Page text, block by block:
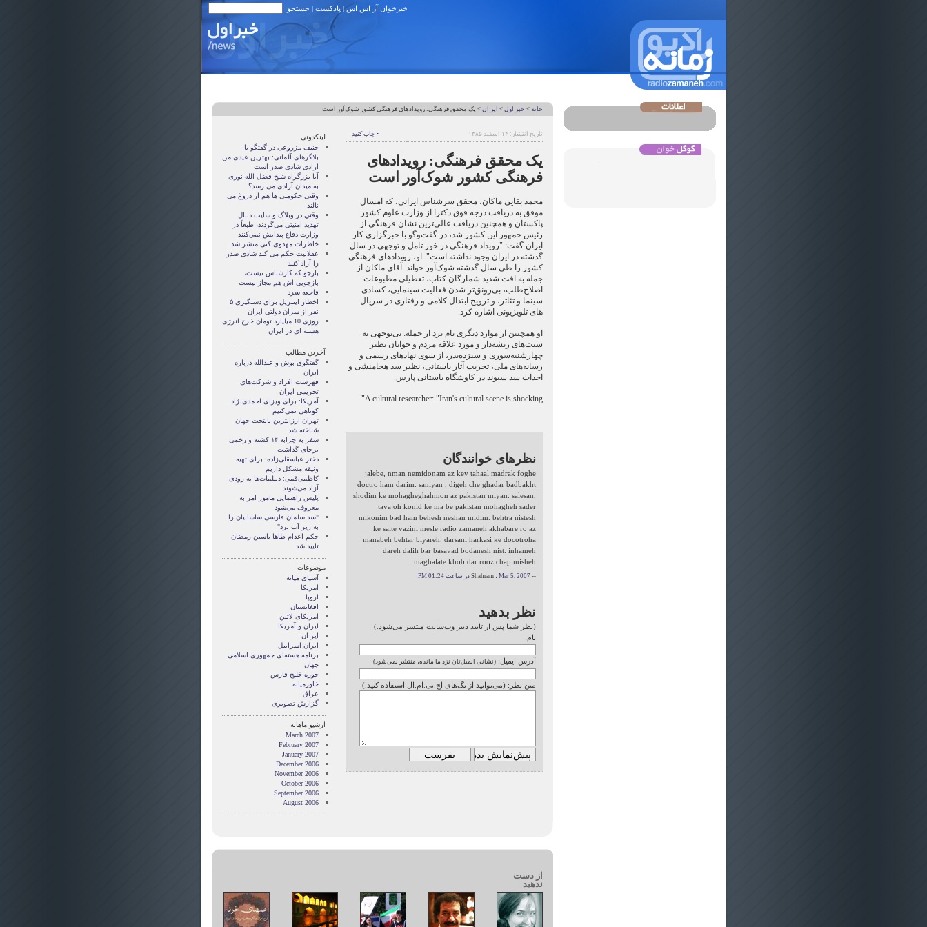
خبرخوان آر اس اس| پادکست | جستجو:
خانه > خبر اول > ایر ان > یک محقق فرهنگی: رویدادهای فرهنگی کشور شوک‌آور است
تاریخ انتشار: ۱۴ اسفند ۱۳۸۵ • چاپ کنید
یک محقق فرهنگی: رویدادهای
فرهنگی کشور شوک‌آور است
محمد بقایی ماکان، محقق سرشناس ایرانی، که امسال
موفق به دریافت درجه فوق دکترا از وزارت علوم کشور
پاکستان و همچنین دریافت عالی‌ترین نشان فرهنگی از
رئیس جمهور این کشور شد، در گفت‌وگو با خبرگزاری کار
ایران گفت: "رویداد فرهنگی در خور تامل و توجهی در سال
گذشته در ایران وجود نداشته است". او، رویدادهای فرهنگی
کشور را طی سال گذشته شوک‌آور خواند. آقای ماکان از
جمله به افت شدید شمارگان کتاب‏، تعطیلی مطبوعات
اصلاح‌طلب، بی‌رونق‌تر شدن فعالیت سینمایی، کسادی
سینما و تئاتر، و ترویج ابتذال کلامی و رفتاری در سریال
های تلویزیونی اشاره کرد.
او همچنین از موارد دیگری نام برد از جمله: بی‌توجهی به
سنت‌‏های ریشه‌دار و مورد علاقه مردم و جوانان نظیر
چهارشنبه‌سوری و سیزده‌بدر، از سوی نهادهای رسمی و
رسانه‌های ملی، تخریب آثار باستانی، نظیر سد هخامنشی و
احداث سد سیوند در کاوشگاه باستانی پارس.
A cultural researcher: "Iran's cultural scene is shocking"
نظرهای خوانندگان
jalebe, nman nemidonam az key tahaal madrak foghe
doctro ham darim. saniyan , digeh che ghadar badbakht
shodim ke mohagheghahmon az pakistan miyan. salesan,
tavajoh konid ke ma be pakistan mohagheh sader
mikonim bad ham behesh neshan midim. behtra nistesh
ke saite vazini mesle radio zamaneh akhabare ro az
manabeh behtar biyareh. darsani harkasi ke docotroha
dareh dalih bar basavad bodanesh nist. inhameh
maghalate khob dar rooz chap misheh.
-- Shahram ،Mar 5, 2007 در ساعت 01:24 PM
نظر بدهید
(نظر شما پس از تایید دبیر وب‌سایت منتشر می‌شود.)
نام:
آدرس ایمیل: (نشانی ایمیل‌تان نزد ما مانده، منتشر نمی‌شود)
متن نظر: (می‌توانید از تگ‌های اچ.تی.ام.ال استفاده کنید.)
لینکدونی
حنیف مزروعی در گفتگو با
بلاگرهای آلمانی: بهترین عیدی من
آزادی شادی صدر است
آيا بزرگراه شيخ فضل الله نوری
به ميدان آزادی می رسد؟
وقتی حکومتی ها هم از دروغ می
نالند
وقتي در وبلاگ و سايت دنبال
تهديد امنيتي مي‌گردند، طبعاً در
وزارت دفاع پيدايش نمي‌كنند
خاطرات مهدوی كنی متشر شد
عقلانيت حکم می کند شادی صدر
را آزاد کنيد
بازجو که کارشناس نیست،
بازجویی اش هم مجاز نیست
فاجعه سرد
اخطار اینترپل برای دستگیری ۵
نفر از سران دولتی ایران
روزی 10 ميليارد تومان خرج انرژی
هسته ای در ايران
آخرین مطالب
گفتگوی بوش و عبدالله درباره
ایران
فهرست افراد و شرکت‌های
تحریمی ایران
آمریکا: برای ویزای احمدی‌نژاد
کوتاهی نمی‌کنیم
تهران ارزانترین پایتخت جهان
شناخته شد
سفر به چزابه ۱۴ کشته و زخمی
برجای گذاشت
دختر عباسقلی‌زاده: برای تهیه
وثیقه مشکل داریم
کاظمی‌قمی: دیپلمات‌ها به زودی
آزاد می‌شوند
پلیس راهنمایی مامور امر به
معروف می‌شود
"سد سلمان فارسی ساسانیان را
به زیر آب برد"
حکم اعدام طاها یاسین رمضان
تایید شد
موضوعات
آسيای ميانه
آمریکا
اروپا
افغانستان
امریکای لاتین
ايران و آمريکا
ایر ان
ایران-اسراییل
برنامه هسته‌ای جمهوری اسلامی
جهان
حوزه خلیج فارس
خاورمیانه
عراق
گزارش تصويری
آرشیو ماهانه
March 2007
February 2007
January 2007
December 2006
November 2006
October 2006
September 2006
August 2006
از دست
ندهید